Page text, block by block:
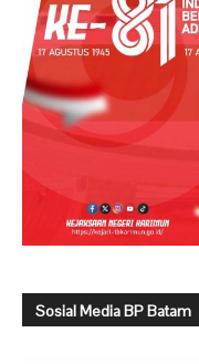
Sosial Media BP Batam